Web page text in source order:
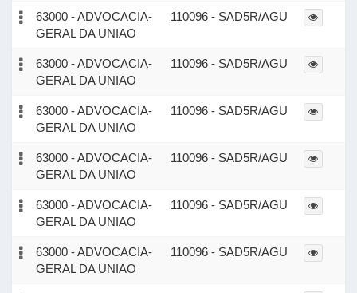
63000 - ADVOCACIA-
GERAL DA UNIAO
110096 - SAD5R/AGU
63000 - ADVOCACIA-
GERAL DA UNIAO
110096 - SAD5R/AGU
63000 - ADVOCACIA-
GERAL DA UNIAO
110096 - SAD5R/AGU
63000 - ADVOCACIA-
GERAL DA UNIAO
110096 - SAD5R/AGU
63000 - ADVOCACIA-
GERAL DA UNIAO
110096 - SAD5R/AGU
63000 - ADVOCACIA-
GERAL DA UNIAO
110096 - SAD5R/AGU